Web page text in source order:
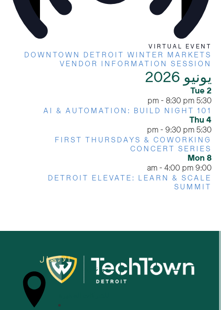
VIRTUAL EVENT
DOWNTOWN DETROIT WINTER MARKETS
VENDOR INFORMATION SESSION
يونيو 2026
Tue
5:30 pm
-8:30 pm
AI & AUTOMATION: BUILD NIGHT 101
Thu
5:30 pm
-9:30 pm
FIRST THURSDAYS & COWORKING
CONCERT SERIES
Mon
9:00 am
-4:00 pm
DETROIT ELEVATE: LEARN & SCALE
SUMMIT
من نحن
الاتصال